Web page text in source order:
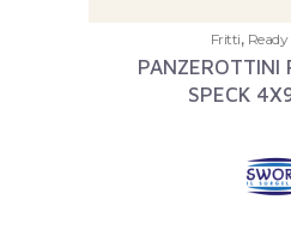
Fritti, Ready
PANZEROTTINI
SPECK